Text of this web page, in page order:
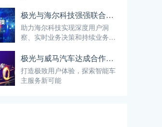
极光与海尔科技强强联合，人工智能赋能数字化智慧生活
助力海尔科技实现深度用户洞
察、实时业务决策和持续业务增
极光与威马汽车达成合作，以智能科技提升用户体验
打造极致用户体验，探索智能车
主服务新可能